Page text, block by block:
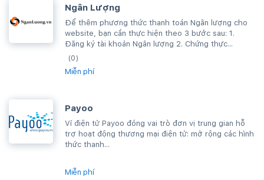
Ngân Lượng
Để thêm phương thức thanh toán Ngân lượng cho
website, bạn cần thực hiện theo 3 bước sau: 1.
Đăng ký tài khoản Ngân lượng 2. Chứng thực...
(0)
Miễn phí
Payoo
Ví điện tử Payoo đóng vai trò đơn vị trung gian hỗ
trợ hoạt động thương mại điện tử: mở rộng các hình
thức thanh...
Miễn phí